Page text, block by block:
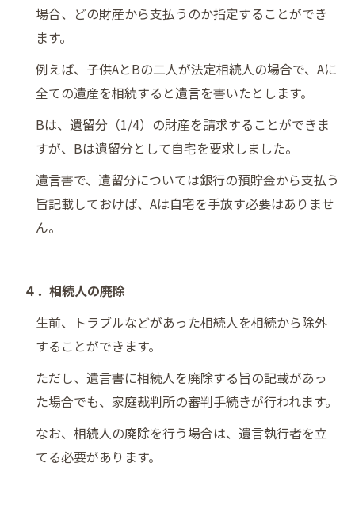
場合、どの財産から支払うのか指定することができ
ます。
例えば、子供AとBの二人が法定相続人の場合で、Aに
全ての遺産を相続すると遺言を書いたとします。
Bは、遺留分（1/4）の財産を請求することができま
すが、Bは遺留分として自宅を要求しました。
遺言書で、遺留分については銀行の預貯金から支払う
旨記載しておけば、Aは自宅を手放す必要はありませ
ん。
４．相続人の廃除
生前、トラブルなどがあった相続人を相続から除外
することができます。
ただし、遺言書に相続人を廃除する旨の記載があっ
た場合でも、家庭裁判所の審判手続きが行われます。
なお、相続人の廃除を行う場合は、遺言執行者を立
てる必要があります。